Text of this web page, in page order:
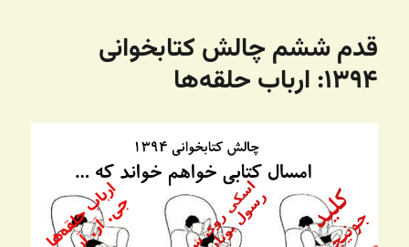
قدم ششم چالش کتابخوانی
۱۳۹۴: ارباب حلقه‌ها